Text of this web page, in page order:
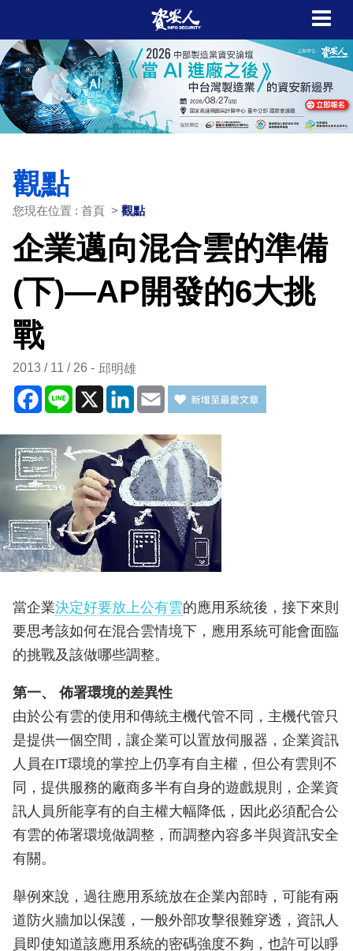
觀點
您現在位置 : 首頁 > 觀點
企業邁向混合雲的準備
(下)—AP開發的6大挑
戰
2013 / 11 / 26 邱明雄
Facebook
Line X LinkedIn
Email
當企業決定好要放上公有雲的應用系統後，接下來則
要思考該如何在混合雲情境下，應用系統可能會面臨
的挑戰及該做哪些調整。
第一、 佈署環境的差異性
由於公有雲的使用和傳統主機代管不同，主機代管只
是提供一個空間，讓企業可以置放伺服器，企業資訊
人員在IT環境的掌控上仍享有自主權，但公有雲則不
同，提供服務的廠商多半有自身的遊戲規則，企業資
訊人員所能享有的自主權大幅降低，因此必須配合公
有雲的佈署環境做調整，而調整內容多半與資訊安全
有關。
舉例來說，過往應用系統放在企業內部時，可能有兩
道防火牆加以保護，一般外部攻擊很難穿透，資訊人
員即使知道該應用系統的密碼強度不夠，也許可以睜